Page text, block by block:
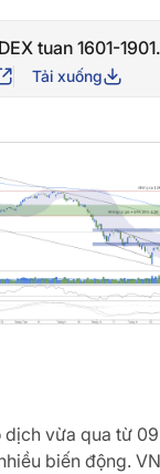
tuan 1601-
Tải xuống
vừa qua từ
biến động.